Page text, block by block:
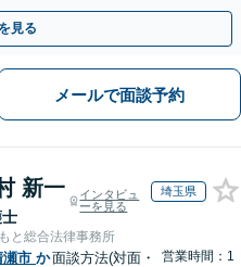
談ください。
見る
メールで面談予約
新一
インタビュ
ーを見る
埼玉県
と総合法律事務所
瀬市 か面談方法(対面・
営業時間：1